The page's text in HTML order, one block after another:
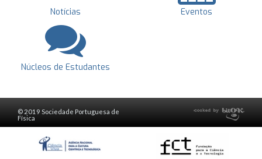
Notícias Eventos
Núcleos de Estudantes
© 2019 Sociedade Portuguesa de
Física